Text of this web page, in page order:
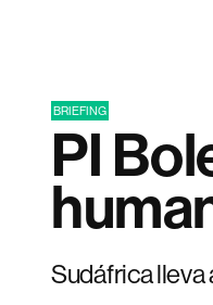
BRIEFING
PI
Sudáfrica lleva